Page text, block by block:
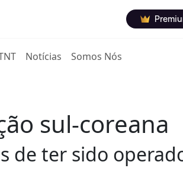
Notícias Somos Nós
sul-coreana
de ter sido